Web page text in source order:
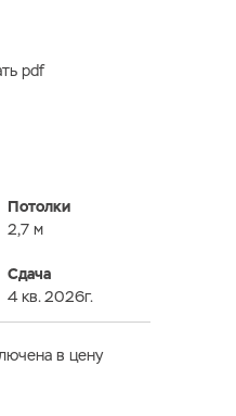
pdf
Потолки
2,7 м
Сдача
4 кв. 2026г.
в цену